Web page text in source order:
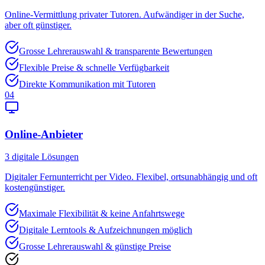
Online-Vermittlung privater Tutoren. Aufwändiger in der Suche,
aber oft günstiger.
Grosse Lehrerauswahl & transparente Bewertungen
Flexible Preise & schnelle Verfügbarkeit
Direkte Kommunikation mit Tutoren
04
Online-Anbieter
3 digitale Lösungen
Digitaler Fernunterricht per Video. Flexibel, ortsunabhängig und oft
kostengünstiger.
Maximale Flexibilität & keine Anfahrtswege
Digitale Lerntools & Aufzeichnungen möglich
Grosse Lehrerauswahl & günstige Preise